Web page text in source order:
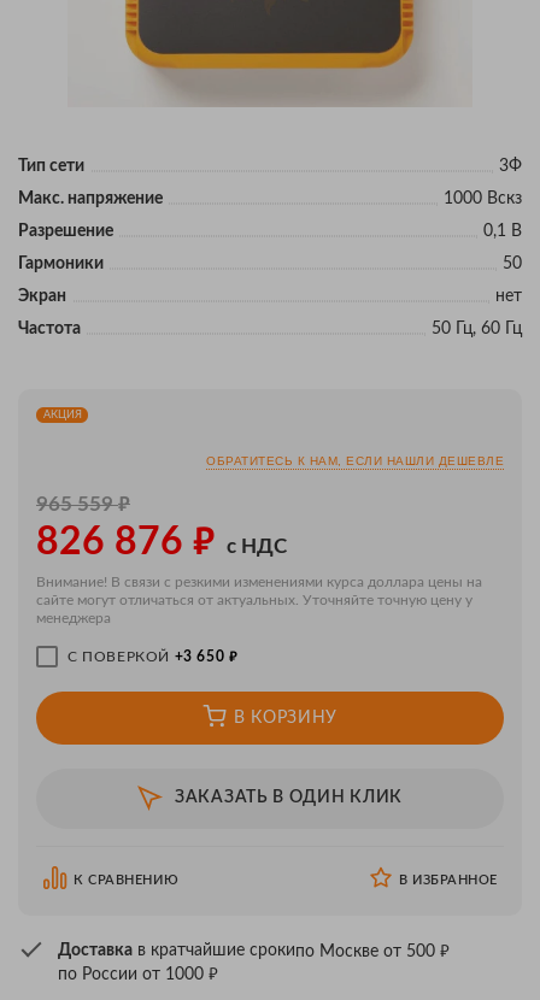
Тип сети
3Ф
Макс. напряжение
1000 Вскз
Разрешение
0,1 В
Гармоники
50
Экран
нет
Частота
50 Гц, 60 Гц
АКЦИЯ
ОБРАТИТЕСЬ К НАМ, ЕСЛИ НАШЛИ ДЕШЕВЛЕ
965 559₽
826 876 ₽ с НДС
Внимание! В связи с резкими изменениями курса доллара цены на
сайте могут отличаться от актуальных. Уточняйте точную цену у
менеджера
С ПОВЕРКОЙ +3 650 ₽
В КОРЗИНУ
ЗАКАЗАТЬ В ОДИН КЛИК
К СРАВНЕНИЮ В ИЗБРАННОЕ
Доставка в кратчайшие срокипо Москве от 500 ₽
по России от 1000 ₽